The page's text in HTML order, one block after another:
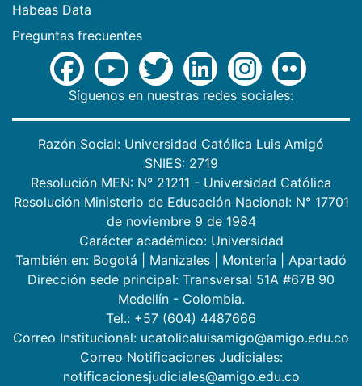
Habeas Data
Preguntas frecuentes
Síguenos en nuestras redes sociales:
Razón Social: Universidad Católica Luis Amigó
SNIES: 2719
Resolución MEN: N° 21211 - Universidad Católica
Resolución Ministerio de Educación Nacional: N° 17701
de noviembre 9 de 1984
Carácter académico: Universidad
También en: Bogotá Manizales Montería
Apartadó
Dirección sede principal: Transversal 51A #67B 90
Medellín - Colombia.
Tel.: +57 (604) 4487666
Correo Institucional: ucatolicaluisamigo@amigo.edu.co
Correo Notificaciones Judiciales:
notificacionesjudiciales@amigo.edu.co